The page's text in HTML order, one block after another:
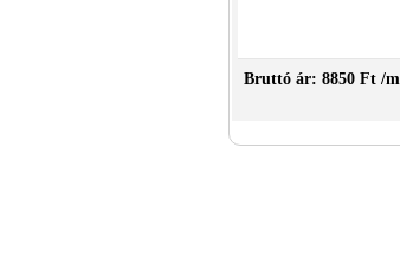
Bruttó ár: 8850 Ft /m